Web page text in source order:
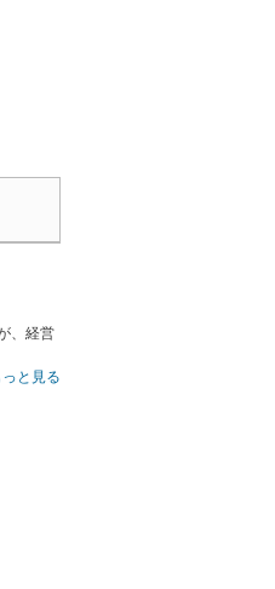
、経営
と見る